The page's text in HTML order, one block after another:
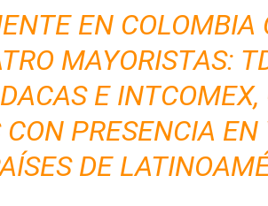
EN COLOMBIA
MAYORISTAS:
E
CON PRESENCIA EN
DE